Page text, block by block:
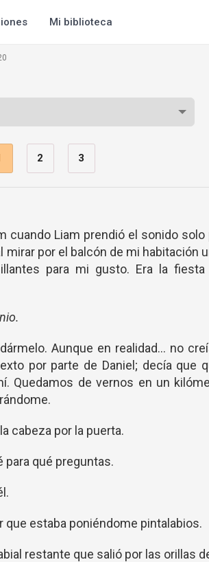
Mi biblioteca
2 3
cuando Liam prendió el sonido
mirar por el balcón de mi habitación
para mi gusto. Era la
Aunque en realidad... no
por parte de Daniel; decía que
Quedamos de vernos en un
cabeza por la puerta.
para qué preguntas.
estaba poniéndome pintalabios.
restante que salió por las orillas